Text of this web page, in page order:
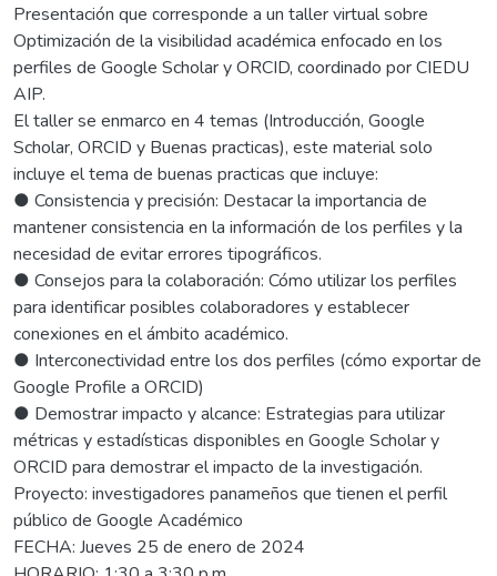
Presentación que corresponde a un taller virtual sobre
Optimización de la visibilidad académica enfocado en los
perfiles de Google Scholar y ORCID, coordinado por CIEDU
AIP.
El taller se enmarco en 4 temas (Introducción, Google
Scholar, ORCID y Buenas practicas), este material solo
incluye el tema de buenas practicas que incluye:
● Consistencia y precisión: Destacar la importancia de
mantener consistencia en la información de los perfiles y la
necesidad de evitar errores tipográficos.
● Consejos para la colaboración: Cómo utilizar los perfiles
para identificar posibles colaboradores y establecer
conexiones en el ámbito académico.
● Interconectividad entre los dos perfiles (cómo exportar de
Google Profile a ORCID)
● Demostrar impacto y alcance: Estrategias para utilizar
métricas y estadísticas disponibles en Google Scholar y
ORCID para demostrar el impacto de la investigación.
Proyecto: investigadores panameños que tienen el perfil
público de Google Académico
FECHA: Jueves 25 de enero de 2024